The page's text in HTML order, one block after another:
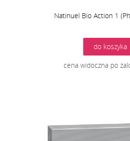
Natinuel Bio Action 1
do koszyka
cena widoczna po